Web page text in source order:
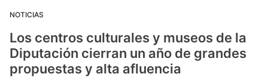
NOTICIAS
Los centros culturales y museos de la
Diputación cierran un año de grandes
propuestas y alta afluencia